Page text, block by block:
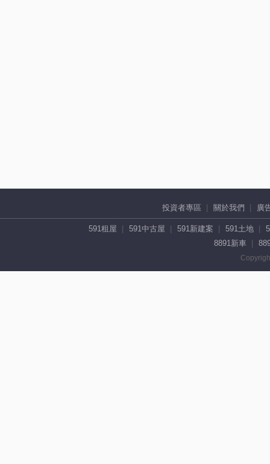
投資者專區 關於我們 廣
591租屋 591中古屋 591新建案 591土地
8891新車